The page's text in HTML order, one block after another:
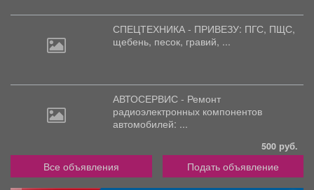
СПЕЦТЕХНИКА - ПРИВЕЗУ: ПГС, ПЩС,
щебень, песок, гравий, ...
АВТОСЕРВИС - Ремонт
радиоэлектронных компонентов
автомобилей: ...
500 руб.
Все объявления Подать объявление